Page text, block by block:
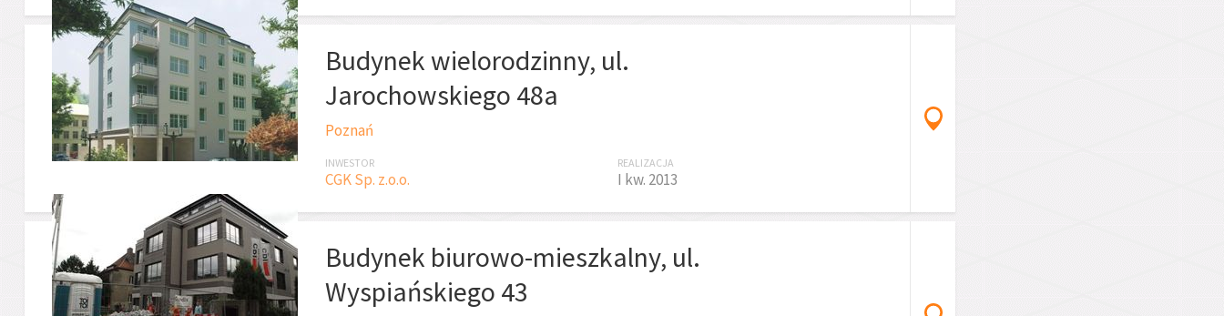
Budynek wielorodzinny, ul.
Jarochowskiego 48a
Poznań
INWESTOR
CGK Sp. z.o.o.
REALIZACJA
I kw. 2013
Budynek biurowo-mieszkalny, ul.
Wyspiańskiego 43